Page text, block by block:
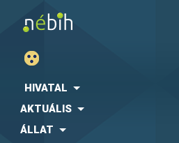
HIVATAL
AKTUÁLIS
ÁLLAT